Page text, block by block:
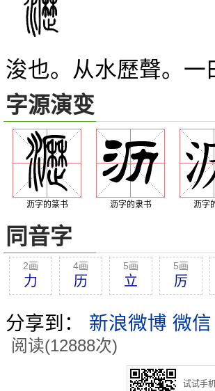
浚也。从水歷聲。
字源演变
沥字的篆书 沥字的隶书 沥字
同音字
2画
力
4画
历
5画
立
5画
厉
分享到： 新浪微博 微信
阅读(12888次)
试试手